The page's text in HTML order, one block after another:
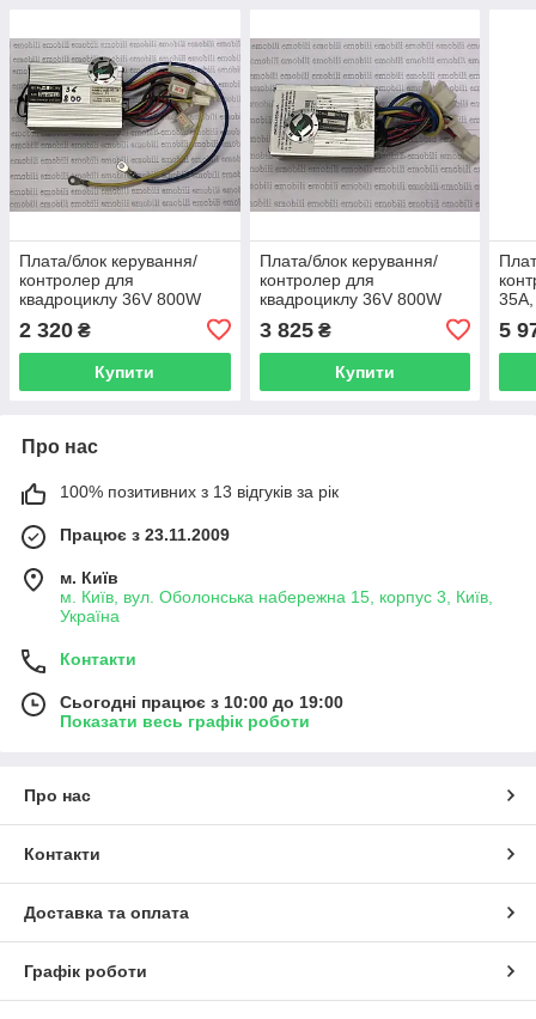
Плата/блок керування/
контролер для
квадроциклу 36V 800W
2 320 ₴
Купити
Плата/блок керування/
контролер для
квадроциклу 36V 800W
3 825₴
Купити
5
Про нас
100% позитивних з 13 відгуків за рік
Працює з 23.11.2009
м. Київ
м. Київ, вул. Оболонська набережна 15, корпус 3, Київ,
Україна
Контакти
Сьогодні працює з 10:00 до 19:00
Показати весь графік роботи
Про нас
Контакти
Доставка та оплата
Графік роботи